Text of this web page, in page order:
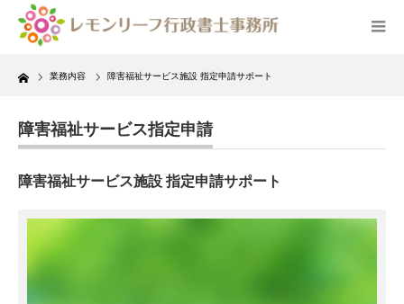
Home 業務内容 障害福祉サービス施設 指定申請サポート
障害福祉サービス指定申請
障害福祉サービス施設 指定申請サポート